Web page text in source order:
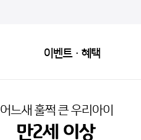
이벤트·혜택
어느새 훌쩍 큰 우리아이